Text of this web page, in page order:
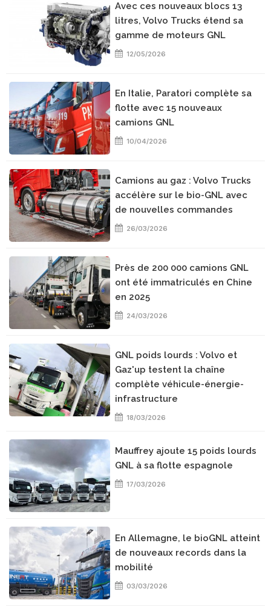
Avec ces nouveaux blocs 13
litres, Volvo Trucks étend sa
gamme de moteurs GNL
12/05/2026
En Italie, Paratori complète sa
flotte avec 15 nouveaux
camions GNL
10/04/2026
Camions au gaz : Volvo Trucks
accélère sur le bio-GNL avec
de nouvelles commandes
26/03/2026
Près de 200 000 camions GNL
ont été immatriculés en Chine
en 2025
24/03/2026
GNL poids lourds : Volvo et
Gaz'up testent la chaîne
complète véhicule-énergie-
infrastructure
18/03/2026
Mauffrey ajoute 15 poids lourds
GNL à sa flotte espagnole
17/03/2026
En Allemagne, le bioGNL atteint
de nouveaux records dans la
mobilité
03/03/2026